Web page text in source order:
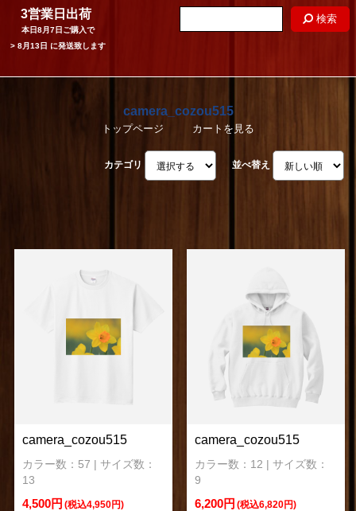
3営業日出荷
本日8月7日 ご購入で
> 8月13日 に発送致します
検索
camera_cozou515
トップページ カートを見る
カテゴリ 並べ替え
camera_cozou515
カラー数：57 | サイズ数：
13
4,500円 (税込4,950円)
camera_cozou515
カラー数：12 | サイズ数：
9
6,200円 (税込6,820円)